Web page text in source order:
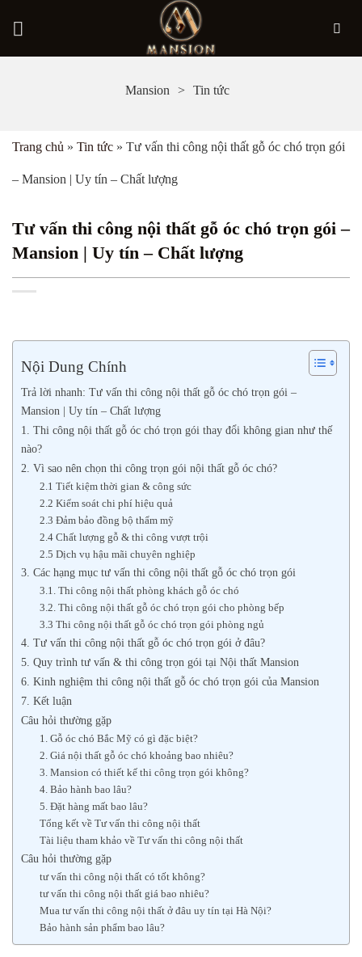
Mansion Tin tức
Trang chủ » Tin tức » Tư vấn thi công nội thất gỗ óc chó trọn gói
– Mansion | Uy tín – Chất lượng
Tư vấn thi công nội thất gỗ óc chó trọn gói –
Mansion | Uy tín – Chất lượng
Nội Dung Chính
Trả lời nhanh: Tư vấn thi công nội thất gỗ óc chó trọn gói –
Mansion | Uy tín – Chất lượng
1. Thi công nội thất gỗ óc chó trọn gói thay đổi không gian như thế
nào?
2. Vì sao nên chọn thi công trọn gói nội thất gỗ óc chó?
2.1 Tiết kiệm thời gian & công sức
2.2 Kiểm soát chi phí hiệu quả
2.3 Đảm bảo đồng bộ thẩm mỹ
2.4 Chất lượng gỗ & thi công vượt trội
2.5 Dịch vụ hậu mãi chuyên nghiệp
3. Các hạng mục tư vấn thi công nội thất gỗ óc chó trọn gói
3.1. Thi công nội thất phòng khách gỗ óc chó
3.2. Thi công nội thất gỗ óc chó trọn gói cho phòng bếp
3.3 Thi công nội thất gỗ óc chó trọn gói phòng ngủ
4. Tư vấn thi công nội thất gỗ óc chó trọn gói ở đâu?
5. Quy trình tư vấn & thi công trọn gói tại Nội thất Mansion
6. Kinh nghiệm thi công nội thất gỗ óc chó trọn gói của Mansion
7. Kết luận
Câu hỏi thường gặp
1. Gỗ óc chó Bắc Mỹ có gì đặc biệt?
2. Giá nội thất gỗ óc chó khoảng bao nhiêu?
3. Mansion có thiết kế thi công trọn gói không?
4. Bảo hành bao lâu?
5. Đặt hàng mất bao lâu?
Tổng kết về Tư vấn thi công nội thất
Tài liệu tham khảo về Tư vấn thi công nội thất
Câu hỏi thường gặp
tư vấn thi công nội thất có tốt không?
tư vấn thi công nội thất giá bao nhiêu?
Mua tư vấn thi công nội thất ở đâu uy tín tại Hà Nội?
Bảo hành sản phẩm bao lâu?